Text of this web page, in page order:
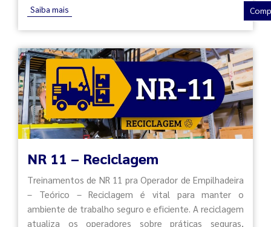
Saiba mais
NR 11 – Reciclagem
Treinamentos de NR 11 pra Operador de Empilhadeira
– Teórico – Reciclagem é vital para manter o
ambiente de trabalho seguro e eficiente. A reciclagem
atualiza os operadores sobre práticas seguras,